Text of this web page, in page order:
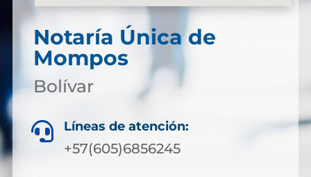
Notaría Única de
Mompos
Bolívar
 Líneas de atención:
+57(605)6856245